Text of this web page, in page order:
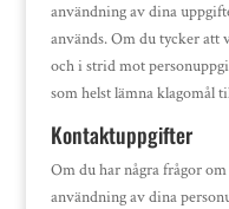
användning av dina
används. Om du tycker att
och i strid mot
som helst lämna klagomål
Kontaktuppgifter
Om du har några frågor
användning av dina